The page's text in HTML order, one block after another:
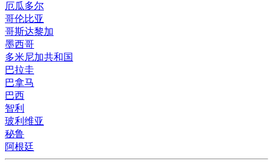
厄瓜多尔
哥伦比亚
哥斯达黎加
墨西哥
多米尼加共和国
巴拉圭
巴拿马
巴西
智利
玻利维亚
秘鲁
阿根廷